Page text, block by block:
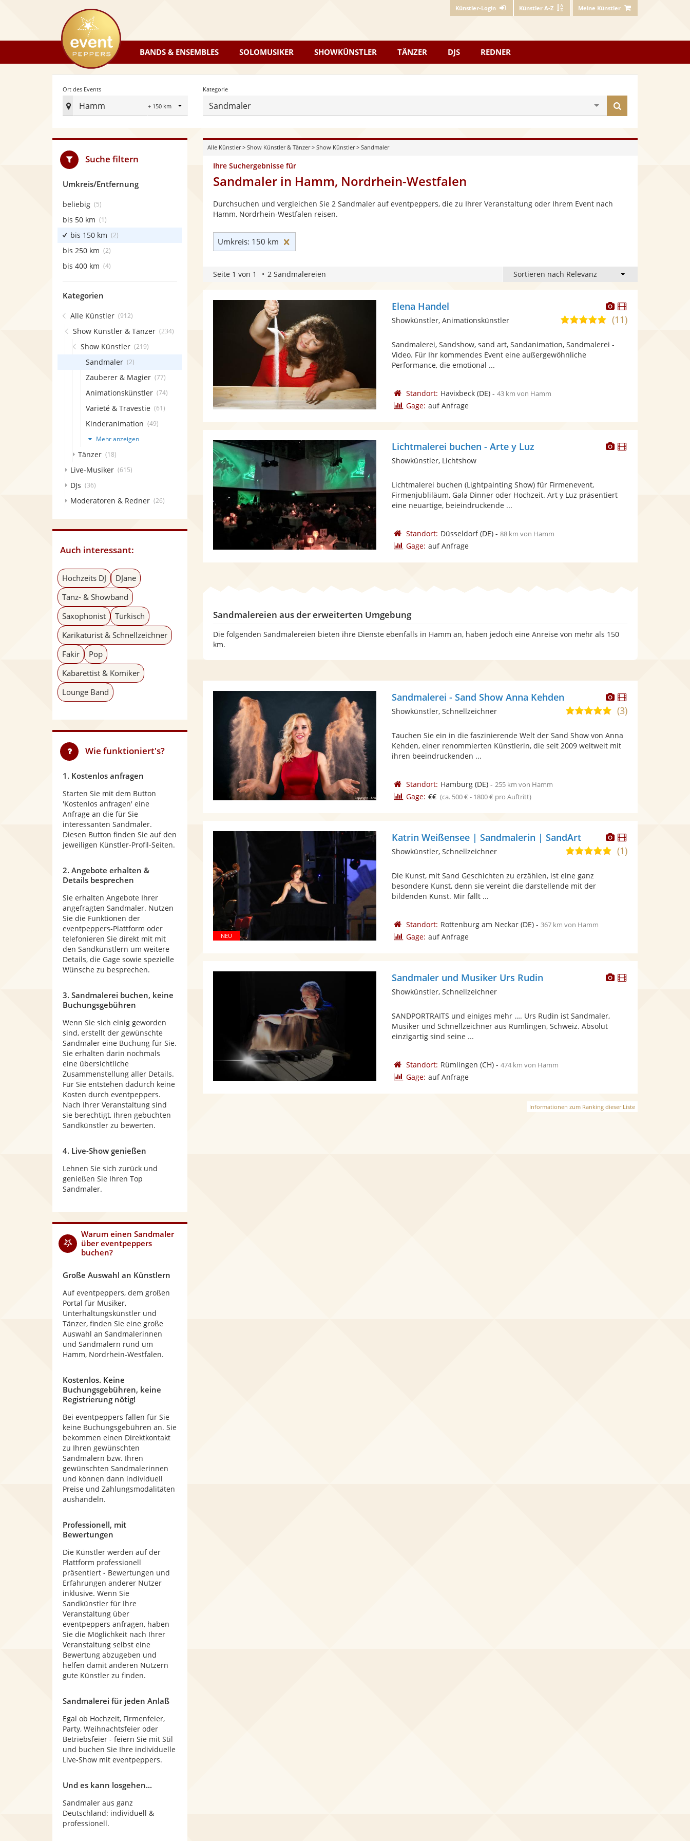
Künstler-Login Künstler A-Z Meine Künstler
eventpeppers
BANDS & ENSEMBLES SOLOMUSIKER SHOWKÜNSTLER TÄNZER DJS REDNER
Ort des Events
Hamm
Radius
Ort
Events
festlegen
Kategorie
Sandmaler
finden
Alle Künstler> Show Künstler & Tänzer> Show Künstler> Sandmaler
Ihre Suchergebnisse für
Sandmaler in Hamm, Nordrhein-Westfalen
Durchsuchen und vergleichen Sie 2 Sandmaler auf eventpeppers, die zu Ihrer Veranstaltung oder Ihrem Event nach
Hamm, Nordrhein-Westfalen reisen.
Umkreis: 150 km
Seite 1 von 1 2 Sandmalereien
Dieser
Künstler
stellt
Dieser
Künstler
Elena Handel
5,0
5
(11)
Showkünstler, Animationskünstler
Sandmalerei, Sandshow, sand art, Sandanimation, Sandmalerei -
Video. Für Ihr kommendes Event eine außergewöhnliche
Performance, die emotional ...
Standort: Havixbeck(DE)- 43 km von Hamm
Gage: auf Anfrage
Dieser
bereit.
Dieser
Lichtmalerei buchen - Arte y Luz
Showkünstler, Lichtshow
Lichtmalerei buchen (Lightpainting Show) für Firmenevent,
Firmenjubliläum, Gala Dinner oder Hochzeit. Art y Luz präsentiert
eine neuartige, beieindruckende ...
Standort: Düsseldorf(DE)- 88 km von Hamm
Gage: auf Anfrage
Sandmalereien aus der erweiterten Umgebung
Die folgenden Sandmalereien bieten ihre Dienste ebenfalls in Hamm an, haben jedoch eine Anreise von mehr als 150
km.
Dieser
Künstler
stellt
bereit.
Dieser
Künstler
Sandmalerei - Sand Show Anna Kehden
5,0
5
Sternen
(3)
Showkünstler, Schnellzeichner
Tauchen Sie ein in die faszinierende Welt der Sand Show von Anna
Kehden, einer renommierten Künstlerin, die seit 2009 weltweit mit
ihren beeindruckenden ...
Standort: Hamburg(DE)- 255 km von Hamm
Gage: €€ (ca. 500 € - 1800 € pro Auftritt)
Dieser
Künstler
stellt
Dieser
Künstler
Katrin Weißensee | Sandmalerin | SandArt
5,0(1)
Showkünstler, Schnellzeichner
Die Kunst, mit Sand Geschichten zu erzählen, ist eine ganz
besondere Kunst, denn sie vereint die darstellende mit der
bildenden Kunst. Mir fällt ...
Standort: Rottenburg am Neckar(DE)- 367 km von Hamm
Gage: auf Anfrage
DieserDieser
Sandmaler und Musiker Urs Rudin
Showkünstler, Schnellzeichner
SANDPORTRAITS und einiges mehr …. Urs Rudin ist Sandmaler,
Musiker und Schnellzeichner aus Rümlingen, Schweiz. Absolut
einzigartig sind seine ...
Standort: Rümlingen (CH)- 474 km von Hamm
Gage: auf Anfrage
Informationen zum Ranking dieser Liste
Suche filtern
Umkreis/Entfernung
beliebig (5)
bis 50 km (1)
bis 150 km (2)
bis 250 km (2)
bis 400 km (4)
Kategorien
Alle Künstler (912)
Show Künstler & Tänzer (234)
Show Künstler (219)
Sandmaler (2)
Zauberer & Magier (77)
Animationskünstler (74)
Varieté & Travestie (61)
Kinderanimation (49)
Mehr anzeigen
Tänzer (18)
Live-Musiker (615)
DJs (36)
Moderatoren & Redner (26)
Auch interessant:
Hochzeits DJ
DJane
Tanz- & Showband
Saxophonist
Türkisch
Karikaturist & Schnellzeichner
Fakir
Pop
Kabarettist & Komiker
Lounge Band
Wie funktioniert's?
1. Kostenlos anfragen
Starten Sie mit dem Button
'Kostenlos anfragen' eine
Anfrage an die für Sie
interessanten Sandmaler.
Diesen Button finden Sie auf den
jeweiligen Künstler-Profil-Seiten.
2. Angebote erhalten &
Details besprechen
Sie erhalten Angebote Ihrer
angefragten Sandmaler. Nutzen
Sie die Funktionen der
eventpeppers-Plattform oder
telefonieren Sie direkt mit mit
den Sandkünstlern um weitere
Details, die Gage sowie spezielle
Wünsche zu besprechen.
3. Sandmalerei buchen, keine
Buchungsgebühren
Wenn Sie sich einig geworden
sind, erstellt der gewünschte
Sandmaler eine Buchung für Sie.
Sie erhalten darin nochmals
eine übersichtliche
Zusammenstellung aller Details.
Für Sie entstehen dadurch keine
Kosten durch eventpeppers.
Nach Ihrer Veranstaltung sind
sie berechtigt, Ihren gebuchten
Sandkünstler zu bewerten.
4. Live-Show genießen
Lehnen Sie sich zurück und
genießen Sie Ihren Top
Sandmaler.
Warum einen Sandmaler
über eventpeppers
buchen?
Große Auswahl an Künstlern
Auf eventpeppers, dem großen
Portal für Musiker,
Unterhaltungskünstler und
Tänzer, finden Sie eine große
Auswahl an Sandmalerinnen
und Sandmalern rund um
Hamm, Nordrhein-Westfalen.
Kostenlos. Keine
Buchungsgebühren, keine
Registrierung nötig!
Bei eventpeppers fallen für Sie
keine Buchungsgebühren an. Sie
bekommen einen Direktkontakt
zu Ihren gewünschten
Sandmalern bzw. Ihren
gewünschten Sandmalerinnen
und können dann individuell
Preise und Zahlungsmodalitäten
aushandeln.
Professionell, mit
Bewertungen
Die Künstler werden auf der
Plattform professionell
präsentiert - Bewertungen und
Erfahrungen anderer Nutzer
inklusive. Wenn Sie
Sandkünstler für Ihre
Veranstaltung über
eventpeppers anfragen, haben
Sie die Möglichkeit nach Ihrer
Veranstaltung selbst eine
Bewertung abzugeben und
helfen damit anderen Nutzern
gute Künstler zu finden.
Sandmalerei für jeden Anlaß
Egal ob Hochzeit, Firmenfeier,
Party, Weihnachtsfeier oder
Betriebsfeier - feiern Sie mit Stil
und buchen Sie Ihre individuelle
Live-Show mit eventpeppers.
Und es kann losgehen...
Sandmaler aus ganz
Deutschland: individuell &
professionell.